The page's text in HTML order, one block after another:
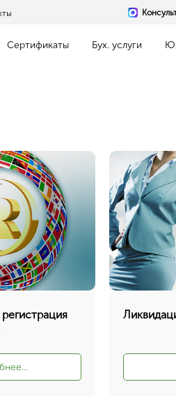
Сертификаты Бух. услуги